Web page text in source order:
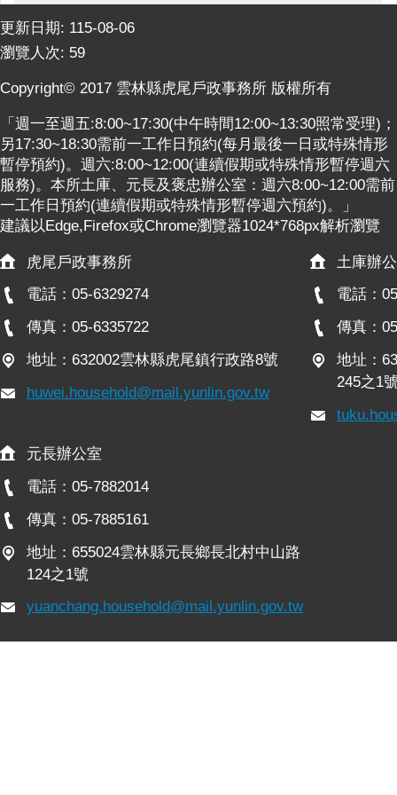
更新日期: 115-08-06
瀏覽人次: 59
Copyright© 2017 雲林縣虎尾戶政事務所 版權所有
「週一至週五:8:00~17:30(中午時間12:00~13:30照常受理)；
另17:30~18:30需前一工作日預約(每月最後一日或特殊情形
暫停預約)。週六:8:00~12:00(連續假期或特殊情形暫停週六
服務)。本所土庫、元長及褒忠辦公室：週六8:00~12:00需前
一工作日預約(連續假期或特殊情形暫停週六預約)。」
建議以Edge,Firefox或Chrome瀏覽器1024*768px解析瀏覽
虎尾戶政事務所
電話：05-6329274
傳真：05-6335722
地址：632002雲林縣虎尾鎮行政路8號
huwei.household@mail.yunlin.gov.tw
土庫辦
電話：
傳真：
地址：
245之1
元長辦公室
電話：05-7882014
傳真：05-7885161
地址：655024雲林縣元長鄉長北村中山路
124之1號
yuanchang.household@mail.yunlin.gov.tw